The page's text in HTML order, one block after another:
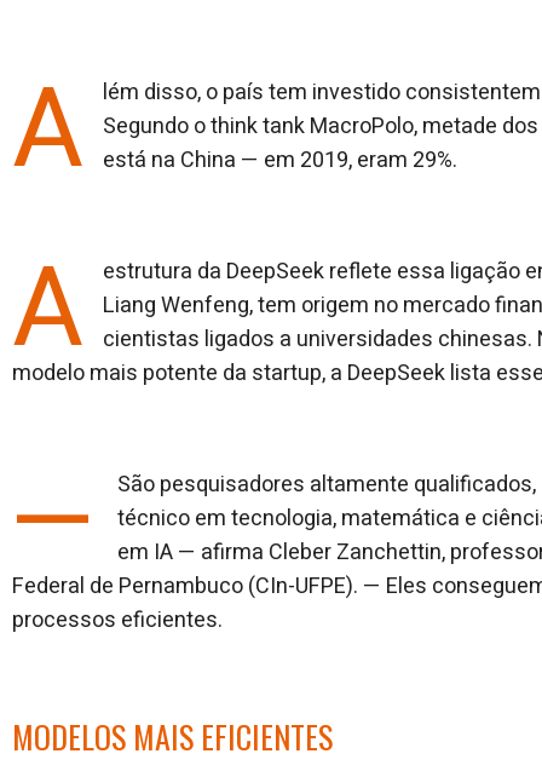
A
lém disso, o país tem investido
Segundo o think tank MacroPolo, metade
está na China — em 2019, eram 29%.
A
estrutura da DeepSeek reflete essa ligação
Liang Wenfeng, tem origem no mercado
cientistas ligados a universidades chinesas.
modelo mais potente da startup, a DeepSeek lista
—
São pesquisadores altamente
técnico em tecnologia, matemática e
em IA — afirma Cleber Zanchettin,
Federal de Pernambuco (CIn-UFPE). — Eles
processos eficientes.
MODELOS MAIS EFICIENTES